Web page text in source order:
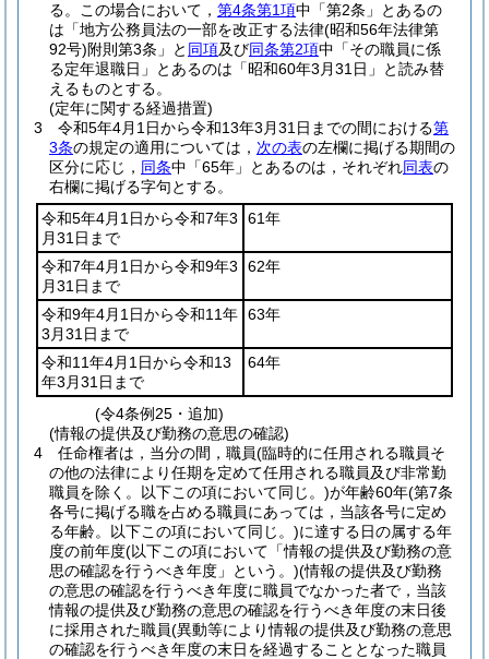
る。
この場合において， 第4条第1項中「第2条」とあるの
は「地方公務員法の一部を改正する法律(昭和56年法律第
92号)附則第3条」と 同項及び同条第2項中「その職員に係
る定年退職日」とあるのは「昭和60年3月31日」と読み替
えるものとする。
(定年に関する経過措置)
3
令和5年4月1日から令和13年3月31日までの間における第
3条の規定の適用については， 次の表の左欄に掲げる期間の
区分に応じ， 同条中「65年」とあるのは，それぞれ同表の
右欄に掲げる字句とする。
令和5年4月1日から令和7年3
月31日まで
61年
令和7年4月1日から令和9年3
月31日まで
62年
令和9年4月1日から令和11年
3月31日まで
63年
令和11年4月1日から令和13
年3月31日まで
64年
(令4条例25・追加)
(情報の提供及び勤務の意思の確認)
4
任命権者は，当分の間，職員(臨時的に任用される職員そ
の他の法律により任期を定めて任用される職員及び非常勤
職員を除く。以下この項において同じ。)が年齢60年(第7条
各号に掲げる職を占める職員にあっては，当該各号に定め
る年齢。以下この項において同じ。)に達する日の属する年
度の前年度(以下この項において「情報の提供及び勤務の意
思の確認を行うべき年度」という。)(情報の提供及び勤務
の意思の確認を行うべき年度に職員でなかった者で，当該
情報の提供及び勤務の意思の確認を行うべき年度の末日後
に採用された職員(異動等により情報の提供及び勤務の意思
の確認を行うべき年度の末日を経過することとなった職員